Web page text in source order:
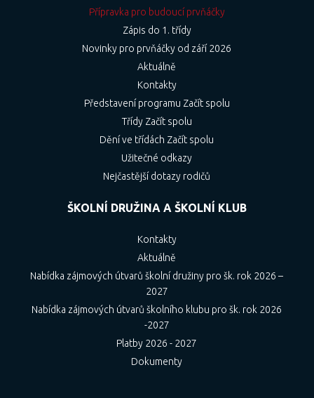
Přípravka pro budoucí prvňáčky
Zápis do 1. třídy
Novinky pro prvňáčky od září 2026
Aktuálně
Kontakty
Představení programu Začít spolu
Třídy Začít spolu
Dění ve třídách Začít spolu
Užitečné odkazy
Nejčastější dotazy rodičů
ŠKOLNÍ DRUŽINA A ŠKOLNÍ KLUB
Kontakty
Aktuálně
Nabídka zájmových útvarů školní družiny pro šk. rok 2026 –
2027
Nabídka zájmových útvarů školního klubu pro šk. rok 2026
-2027
Platby 2026 - 2027
Dokumenty